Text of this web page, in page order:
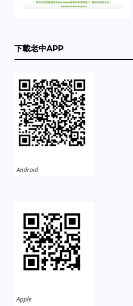
下載老中APP
Android
Apple